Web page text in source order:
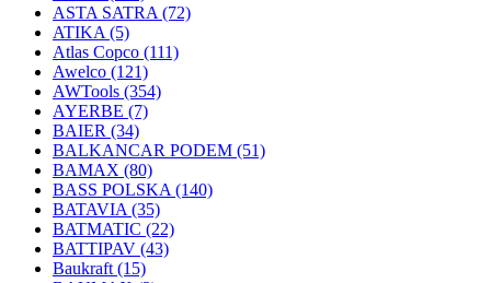
ASTA SATRA (72)
ATIKA (5)
Atlas Copco (111)
Awelco (121)
AWTools (354)
AYERBE (7)
BAIER (34)
BALKANCAR PODEM (51)
BAMAX (80)
BASS POLSKA (140)
BATAVIA (35)
BATMATIC (22)
BATTIPAV (43)
Baukraft (15)